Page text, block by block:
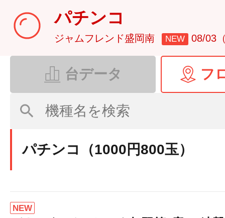
～8/3入替
パチンコ
ジャムフレンド盛岡南 NEW 08/03
台データ フ
パチンコ（1000円800玉）
NEW